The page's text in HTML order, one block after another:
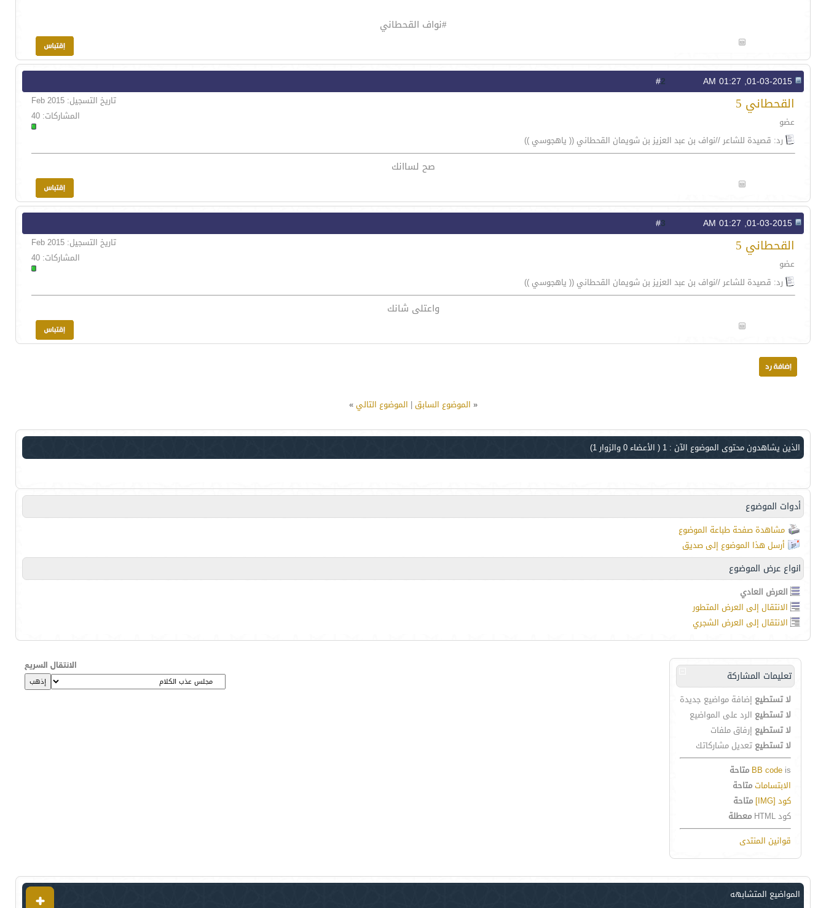
#نواف القحطاني
2
القحطاني 5
عضو
تاريخ التسجيل: Feb 2015
المشاركات: 40
رد: قصيدة للشاعر //نواف بن عبد العزيز بن شويمان القحطاني (( ياهجوسي ))
صح لساانك
3
القحطاني 5
عضو
تاريخ التسجيل: Feb 2015
المشاركات: 40
رد: قصيدة للشاعر //نواف بن عبد العزيز بن شويمان القحطاني (( ياهجوسي ))
واعتلى شانك
« الموضوع السابق| الموضوع التالي»
الذين يشاهدون محتوى الموضوع الآن : 1 ( الأعضاء 0 والزوار 1)
أدوات الموضوع
مشاهدة صفحة طباعة الموضوع
أرسل هذا الموضوع إلى صديق
انواع عرض الموضوع
العرض العادي
الانتقال إلى العرض المتطور
الانتقال إلى العرض الشجري
تعليمات المشاركة
لا تستطيع إضافة مواضيع جديدة
لا تستطيع الرد على المواضيع
لا تستطيع إرفاق ملفات
لا تستطيع تعديل مشاركاتك
BB code is
متاحة
الابتساماتمتاحة
كود [IMG]
متاحة
كود HTML
معطلة
قوانين المنتدى
الانتقال السريع
المواضيع المتشابهه